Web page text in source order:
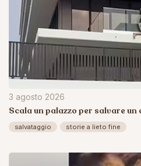
3 agosto 2026
Scala un palazzo per salvare un
salvataggio storie a lieto fine